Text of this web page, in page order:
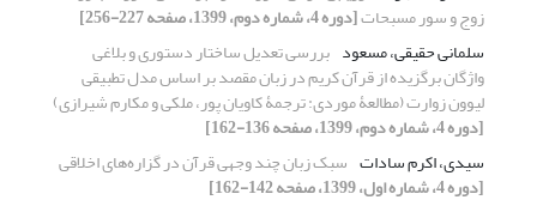
زوج و سور مسبحات[دوره 4، شماره دوم، 1399، صفحه 227-256]
سلمانی حقیقی، مسعود بررسی تعدیل ساختار دستوری و بلاغی
واژگان برگزیده از قرآن کریم در زبان مقصد بر اساس مدل تطبیقی
لیوون زوارت (مطالعۀ موردی: ترجمۀ کاویان پور، ملکی و مکارم شیرازی)
[دوره 4، شماره دوم، 1399، صفحه 136-162]
سیدی، اکرم سادات سبک زبان چند وجهی قرآن در گزاره‌های اخلاقی
[دوره 4، شماره اول، 1399، صفحه 142-162]